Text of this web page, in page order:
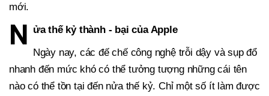
mới.
N ửa thế kỷ thành - bại của Apple
Ngày nay, các đế chế công nghệ trỗi dậy và sụp đổ
nhanh đến mức khó có thể tưởng tượng những cái tên
nào có thể tồn tại đến nửa thế kỷ. Chỉ một số ít làm được